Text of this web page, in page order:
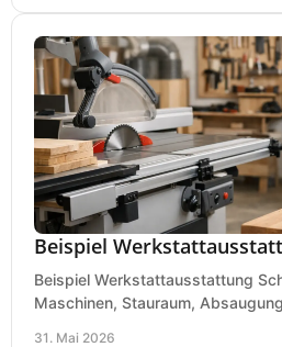
Beispiel
Beispiel Werkstattausstattung
Maschinen, Stauraum,
31. Mai 2026